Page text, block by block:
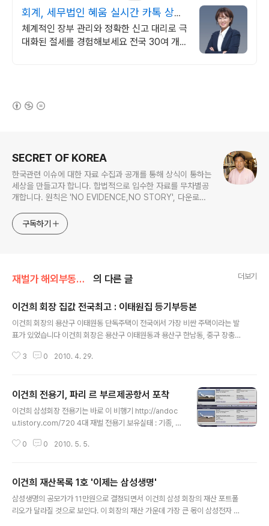
회계, 세무법인 혜움 실시간 카톡 상담
지원
체계적인 장부 관리와 정확한 신고 대리로 극
대화된 절세를 경험해보세요 전국 30여 개
SECRET OF KOREA
한국관련 이슈에 대한 자료 수집과 공개를 통해 상식이 통하는
세상을 만들고자 합니다. 합법적으로 입수한 자료를 무차별공
개합니다. 원칙은 'NO EVIDENCE,NO STORY', 다운로드
jesim56@gmail.com, 안보일때는 구글리더나 RSS로!!
구독하기
재벌가 해외부동산/삼성 의 다른 글 더보기
이건희 회장 집값 전국최고 : 이태원집 등기부등본
이건희 회장의 용산구 이태원동 단독주택이 전국에서 가장 비싼 주택이라는 발
표가 있었습니다 이건희 회장은 용산구 이태원동과 용산구 한남동, 중구 장충
택이 전국 최고의 공시지가를 기록했다고 합니다 이 주택은 철골철근 콘크리트
도한 아이파크 등기부등본에 기재된 이건희 회장의 이태원집주소에 따른 이태
원 집은 건물연면적은 3410 제곱미터여서 공시지가 최고의 집과는 조금 다릅
니다 이집이 연면적이 공시지가 최고집보다 약 1,5배 이상 큽니다 [아래 등기부
3 0 2010. 4. 29.
이건희 전용기, 파리 르 부르제공항서 포착
이건희 삼성회장 전용기는 바로 이 비행기 http://andoc
u.tistory.com/720 4대 재벌 전용기 보유실태 : 기종, 제
790 이게 바로 문선명 전용기 GLOBAL EXPRESS - 타
u.tistory.com/1322 [양상훈칼럼]대통령 인사 이렇게
잘못할 수 있나-반성없으니 계속될 것 - 백%동감 http://a
ndocu.tistory.com/3396 이건희 삼성회장의 전용기로
0 0 2010. 5. 5.
이건희 재산목록 1호 '이제는 삼성생명'
삼성생명의 공모가가 11만원으로 결정되면서 이건희 삼성 회장의 재산 포트폴
리오가 달라질 것으로 보인다. 이 회장의 재산 가운데 가장 큰 몫이 삼성전자 주